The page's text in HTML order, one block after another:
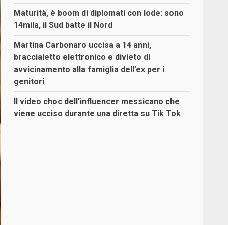
Maturità, è boom di diplomati con lode: sono
14mila, il Sud batte il Nord
Martina Carbonaro uccisa a 14 anni,
braccialetto elettronico e divieto di
avvicinamento alla famiglia dell’ex per i
genitori
Il video choc dell’influencer messicano che
viene ucciso durante una diretta su Tik Tok